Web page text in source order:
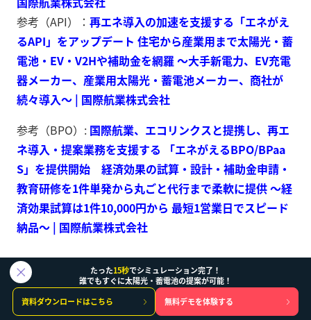
参考（API）： 再エネ導入の加速を支援する「エネがえ
るAPI」をアップデート 住宅から産業用まで太陽光・蓄
電池・EV・V2Hや補助金を網羅 ～大手新電力、EV充電
器メーカー、産業用太陽光・蓄電池メーカー、商社が
続々導入～ | 国際航業株式会社
参考（BPO）: 国際航業、エコリンクスと提携し、再エ
ネ導入・提案業務を支援する 「エネがえるBPO/BPaa
S」を提供開始 経済効果の試算・設計・補助金申請・
教育研修を1件単発から丸ごと代行まで柔軟に提供 ～経
済効果試算は1件10,000円から 最短1営業日でスピード
納品～ | 国際航業株式会社
たった15秒でシミュレーション完了！
誰でもすぐに太陽光・蓄電池の提案が可能！
資料ダウンロードはこちら
無料デモを体験する